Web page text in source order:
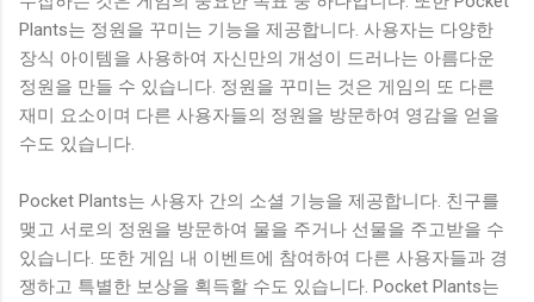
Plants는 정원을 꾸미는 기능을 제공합니다. 사용자는 다양한
장식 아이템을 사용하여 자신만의 개성이 드러나는 아름다운
정원을 만들 수 있습니다. 정원을 꾸미는 것은 게임의 또 다른
재미 요소이며 다른 사용자들의 정원을 방문하여 영감을 얻을
수도 있습니다.
Pocket Plants는 사용자 간의 소셜 기능을 제공합니다. 친구를
맺고 서로의 정원을 방문하여 물을 주거나 선물을 주고받을 수
있습니다. 또한 게임 내 이벤트에 참여하여 다른 사용자들과 경
쟁하고 특별한 보상을 획득할 수도 있습니다. Pocket Plants는